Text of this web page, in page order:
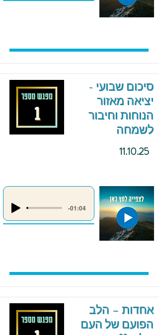
סיכום שבועי -
יציאה מאזור
הנוחות וחיבור
לשמחה
11.10.25
-01:04
אחדות – הלב
הפועם של העם